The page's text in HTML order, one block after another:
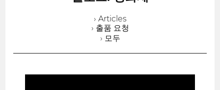
› Articles
› 출품 요청
› 모두